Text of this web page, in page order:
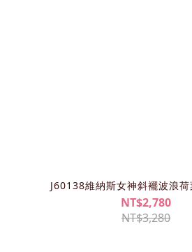
J60138維納斯女神斜襬波浪
NT$2,780
NT$3,280